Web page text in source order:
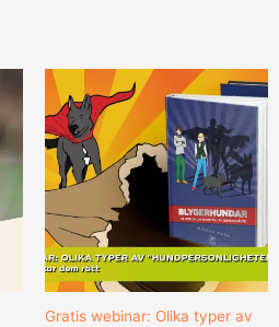
Gratis webinar: Olika typer av